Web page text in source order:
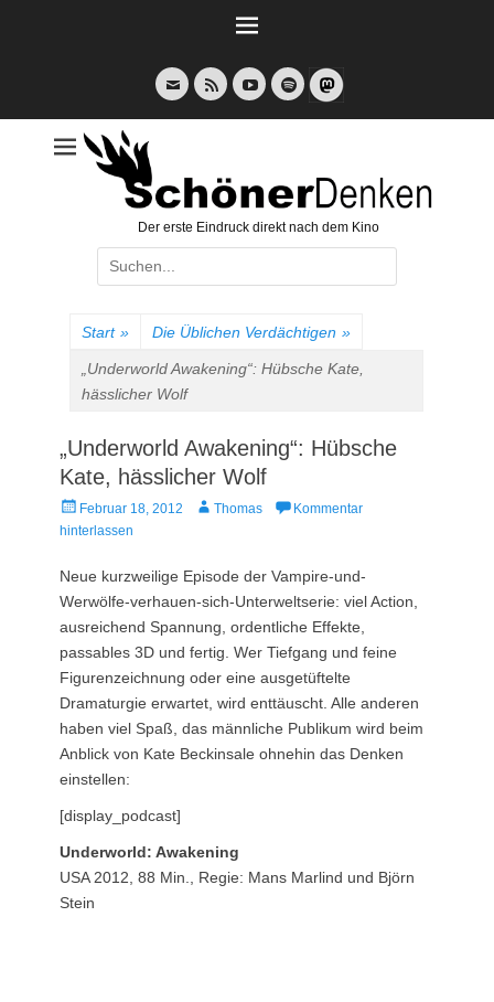
E-
Mail
Feed YouTubeSpotify
Der erste Eindruck direkt nach dem Kino
Suche
nach:
Start » Die Üblichen Verdächtigen »
„Underworld Awakening“: Hübsche Kate,
hässlicher Wolf
„Underworld Awakening“: Hübsche
Kate, hässlicher Wolf
Veröffentlicht
am
Februar 18, 2012 AutorThomas
Kommentar
hinterlassen
Neue kurzweilige Episode der Vampire-und-
Werwölfe-verhauen-sich-Unterweltserie: viel Action,
ausreichend Spannung, ordentliche Effekte,
passables 3D und fertig. Wer Tiefgang und feine
Figurenzeichnung oder eine ausgetüftelte
Dramaturgie erwartet, wird enttäuscht. Alle anderen
haben viel Spaß, das männliche Publikum wird beim
Anblick von Kate Beckinsale ohnehin das Denken
einstellen:
[display_podcast]
Underworld: Awakening
USA 2012, 88 Min., Regie: Mans Marlind und Björn
Stein